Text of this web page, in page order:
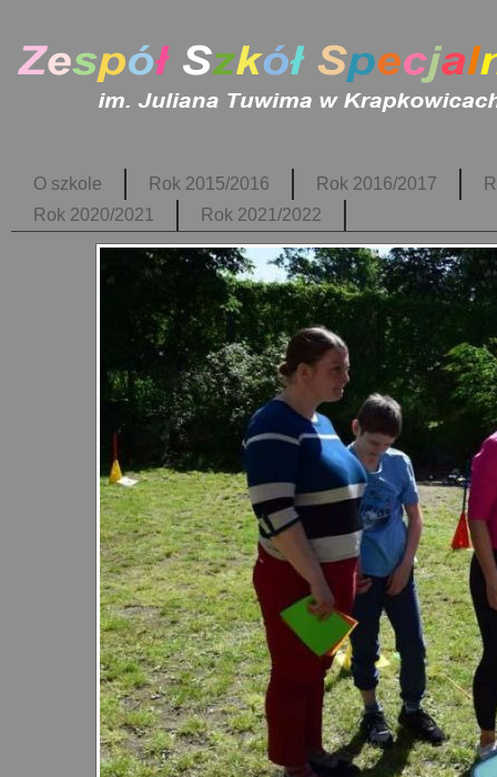
O szkole Rok 2015/2016 Rok 2016/2017
Rok 2020/2021
Rok 2021/2022